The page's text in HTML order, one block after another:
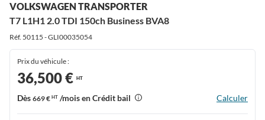
VOLKSWAGEN TRANSPORTER
T7 L1H1 2.0 TDI 150ch Business BVA8
Réf. 50115 - GLI00035054
Prix du véhicule :
36,500 € HT
Dès 669 € HT /mois en Crédit bail Calculer